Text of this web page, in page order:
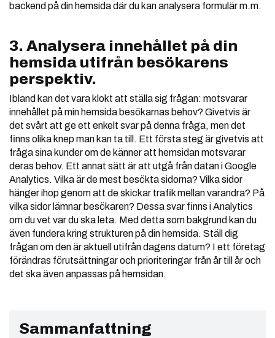
backend på din hemsida där du kan analysera formulär m.m.
3. Analysera innehållet på din
hemsida utifrån besökarens
perspektiv.
Ibland kan det vara klokt att ställa sig frågan: motsvarar
innehållet på min hemsida besökarnas behov? Givetvis är
det svårt att ge ett enkelt svar på denna fråga, men det
finns olika knep man kan ta till. Ett första steg är givetvis att
fråga sina kunder om de känner att hemsidan motsvarar
deras behov. Ett annat sätt är att utgå från datan i Google
Analytics. Vilka är de mest besökta sidorna? Vilka sidor
hänger ihop genom att de skickar trafik mellan varandra? På
vilka sidor lämnar besökaren? Dessa svar finns i Analytics
om du vet var du ska leta. Med detta som bakgrund kan du
även fundera kring strukturen på din hemsida. Ställ dig
frågan om den är aktuell utifrån dagens datum? I ett företag
förändras förutsättningar och prioriteringar från år till år och
det ska även anpassas på hemsidan.
Sammanfattning